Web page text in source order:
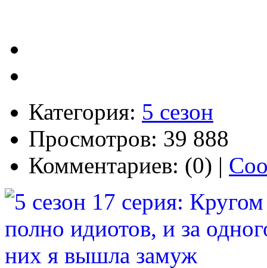
Категория: 5 сезон
Просмотров: 39 888
Комментариев: (0) |